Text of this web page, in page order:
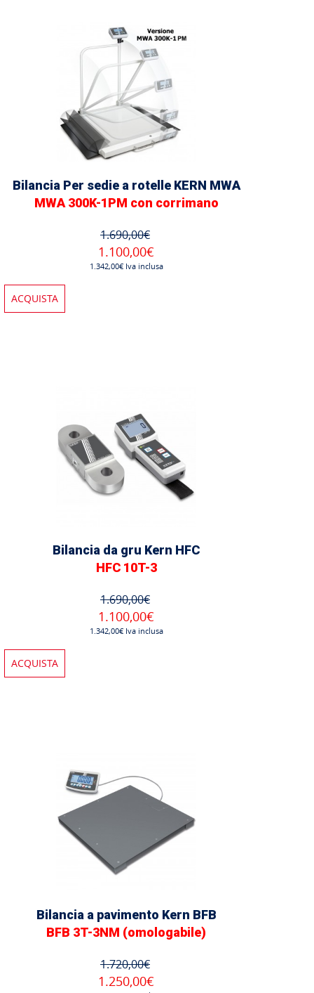
Bilancia Per sedie a rotelle KERN MWA
MWA 300K-1PM con corrimano
1.690,00€
1.100,00€
1.342,00€ Iva inclusa
ACQUISTA
Bilancia da gru Kern HFC
HFC 10T-3
1.690,00€
1.100,00€
1.342,00€ Iva inclusa
ACQUISTA
Bilancia a pavimento Kern BFB
BFB 3T-3NM (omologabile)
1.720,00€
1.250,00€